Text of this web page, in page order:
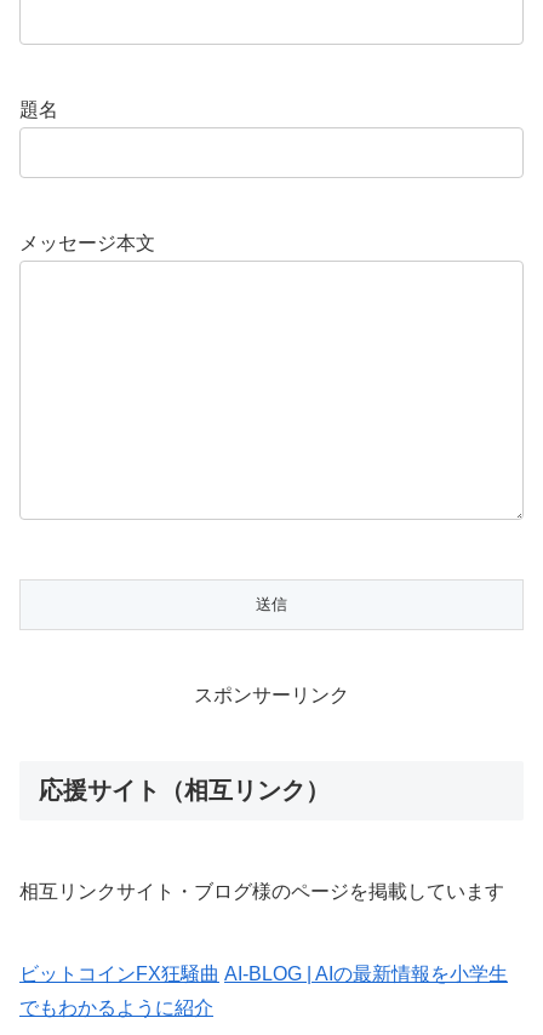
題名
メッセージ本文
スポンサーリンク
応援サイト（相互リンク）
相互リンクサイト・ブログ様のページを掲載しています
ビットコインFX狂騒曲 AI-BLOG | AIの最新情報を小学生
でもわかるように紹介